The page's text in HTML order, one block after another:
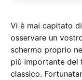
Vi è mai capitato
osservare un
schermo proprio
più importante del
classico.